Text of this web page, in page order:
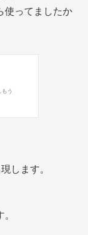
使ってましたか
します。